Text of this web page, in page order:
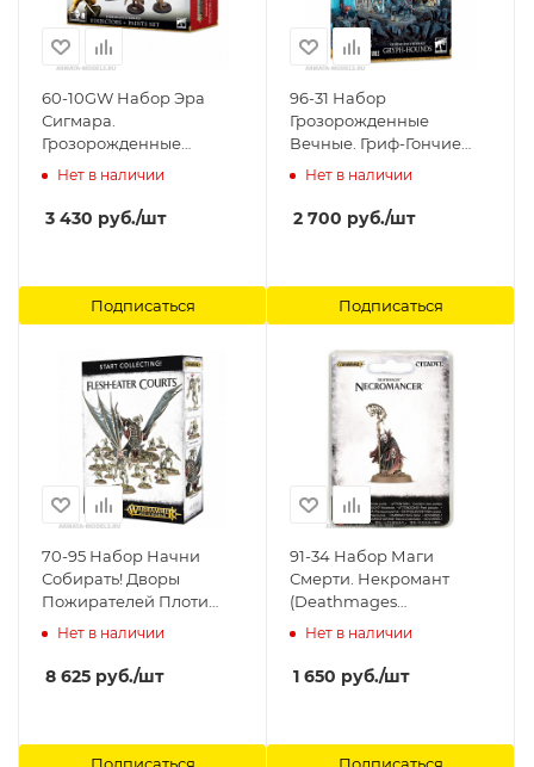
60-10GW Набор Эра
Сигмара.
Грозорожденные
Вечные. Виндикаторы с
Stormcast Eternals
Vindictors + Paints Set)
Нет в наличии
3 430 руб./шт
Подписаться
96-31 Набор
Грозорожденные
Вечные. Гриф-Гончие
(Stormcast Eternals
Workshop
Нет в наличии
2 700 руб./шт
Подписаться
70-95 Набор Начни
Собирать! Дворы
Пожирателей Плоти
(Start Collecting! Flesh-
Workshop
Нет в наличии
8 625 руб./шт
91-34 Набор Маги
Смерти. Некромант
(Deathmages
Necromancer) Games
Нет в наличии
1 650 руб./шт